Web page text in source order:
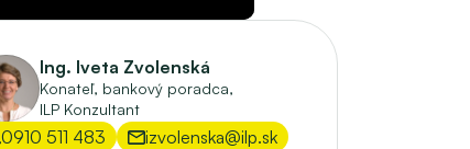
Ing. Iveta Zvolenská
Konateľ, bankový poradca,
ILP Konzultant
0910 511 483
izvolenska@ilp.sk